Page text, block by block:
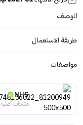
الوصف
طريقة الاستعمال
مواصفات
NHS
منتجات أصلية 100%